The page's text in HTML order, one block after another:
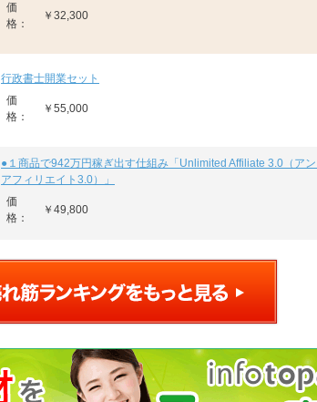
価
格：
￥32,300
行政書士開業セット
価
格：
￥55,000
●１商品で942万円稼ぎ出す仕組み「Unlimited Affiliate 3.0（ア
アフィリエイト3.0）」
価
格：
￥49,800